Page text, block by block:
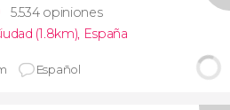
5.534 opiniones
(1.8km), España
Español